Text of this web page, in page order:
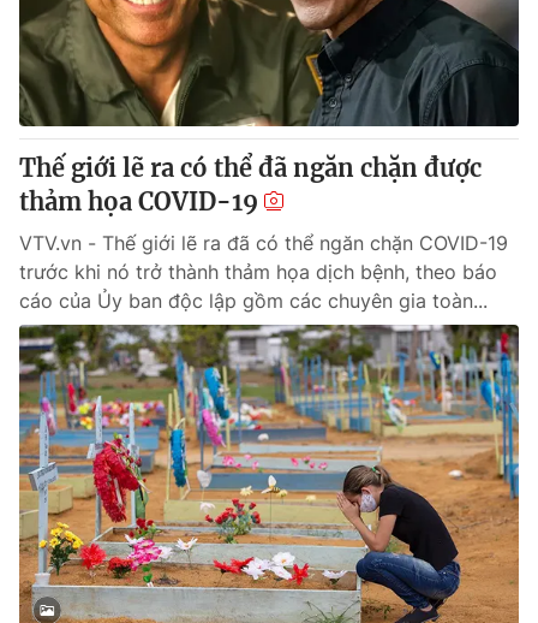
Thế giới lẽ ra có thể đã ngăn chặn được
thảm họa COVID-19
VTV.vn - Thế giới lẽ ra đã có thể ngăn chặn COVID-19
trước khi nó trở thành thảm họa dịch bệnh, theo báo
cáo của Ủy ban độc lập gồm các chuyên gia toàn...